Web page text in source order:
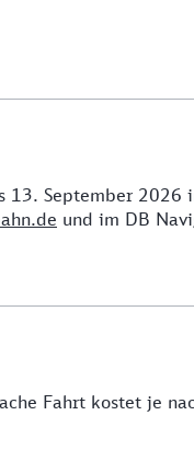
September 2026
und im DB
Fahrt kostet je